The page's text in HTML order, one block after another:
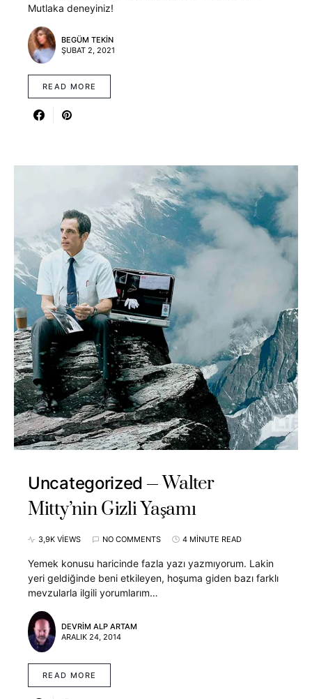
Mutlaka deneyiniz!
BEGÜM TEKIN
ŞUBAT 2, 2021
READ MORE
Uncategorized
Walter
Mitty’nin Gizli Yaşamı
3,9K VIEWS NO COMMENTS 4 MINUTE READ
Yemek konusu haricinde fazla yazı yazmıyorum. Lakin
yeri geldiğinde beni etkileyen, hoşuma giden bazı farklı
mevzularla ilgili yorumlarım…
DEVRIM ALP ARTAM
ARALIK 24, 2014
READ MORE